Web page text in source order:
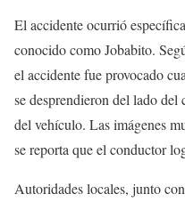
El accidente ocurrió
conocido como Jobabito.
el accidente fue provocado
se desprendieron del lado
del vehículo. Las imágenes
se reporta que el conductor
Autoridades locales, junto